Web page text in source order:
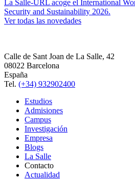
La Salle-URL acoge el International
Security and Sustainability 2026.
Ver todas las novedades
Calle de Sant Joan de La Salle, 42
08022 Barcelona
España
Tel. (+34) 932902400
Estudios
Admisiones
Campus
Investigación
Empresa
Blogs
La Salle
Contacto
Actualidad